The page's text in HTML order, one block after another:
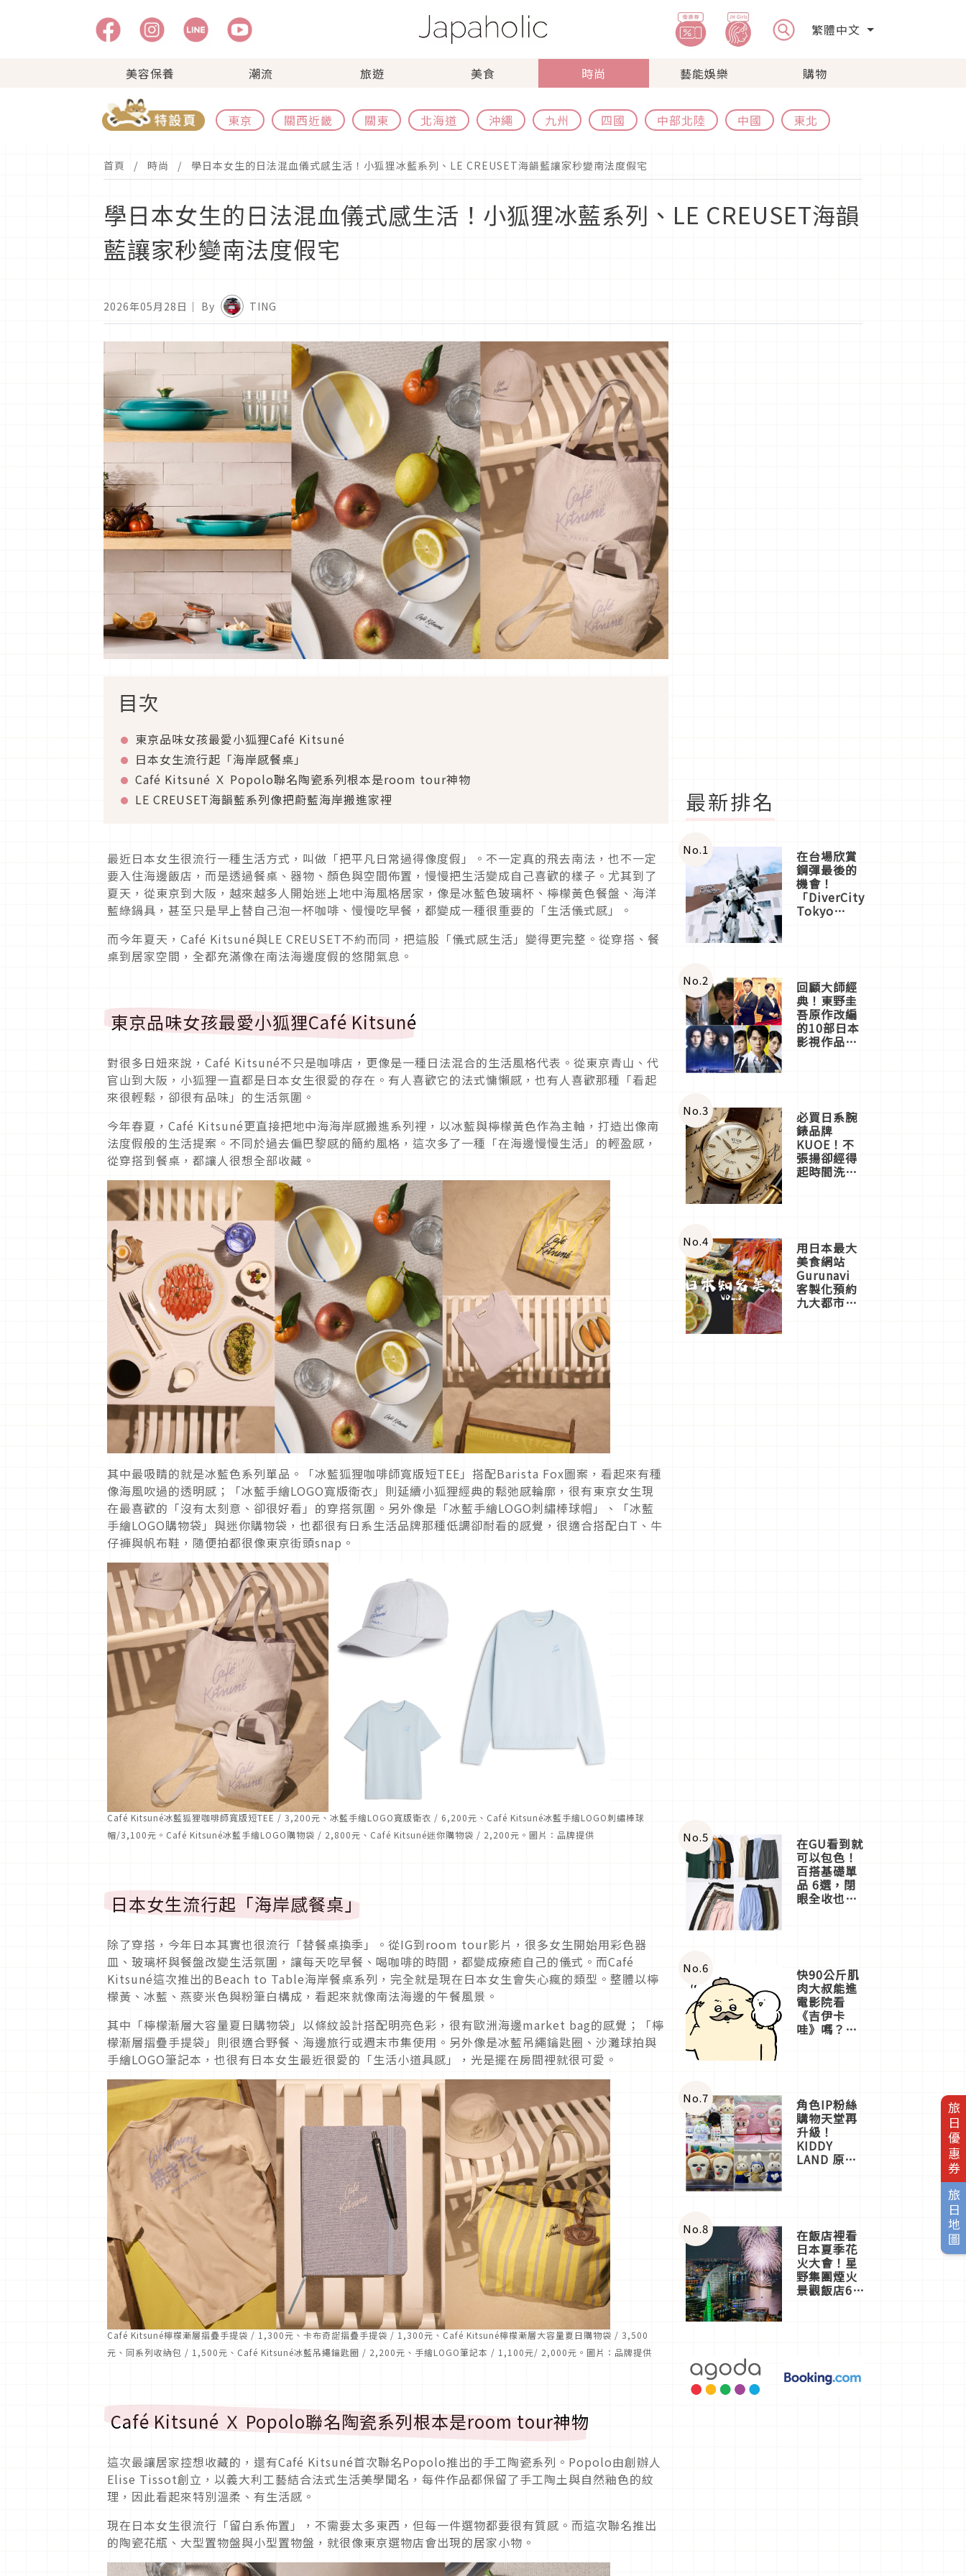
繁體中文
美容保養 潮流 旅遊 美食 時尚 藝能娛樂 購物
東京 關西近畿 關東 北海道 沖繩 九州 四國 中部北陸 中國 東北
旅日優惠券
旅日地圖
首頁 時尚 學日本女生的日法混血儀式感生活！小狐狸冰藍系列、LE CREUSET海韻藍讓家秒變南法度假宅
學日本女生的日法混血儀式感生活！小狐狸冰藍系列、LE CREUSET海韻
藍讓家秒變南法度假宅
2026年05月28日 ｜ By TING
目次
東京品味女孩最愛小狐狸Café Kitsuné
日本女生流行起「海岸感餐桌」
Café Kitsuné Ｘ Popolo聯名陶瓷系列根本是room tour神物
LE CREUSET海韻藍系列像把蔚藍海岸搬進家裡
最近日本女生很流行一種生活方式，叫做「把平凡日常過得像度假」。不一定真的飛去南法，也不一定
要入住海邊飯店，而是透過餐桌、器物、顏色與空間佈置，慢慢把生活變成自己喜歡的樣子。尤其到了
夏天，從東京到大阪，越來越多人開始迷上地中海風格居家，像是冰藍色玻璃杯、檸檬黃色餐盤、海洋
藍綠鍋具，甚至只是早上替自己泡一杯咖啡、慢慢吃早餐，都變成一種很重要的「生活儀式感」。
而今年夏天，Café Kitsuné與LE CREUSET不約而同，把這股「儀式感生活」變得更完整。從穿搭、餐
桌到居家空間，全都充滿像在南法海邊度假的悠閒氣息。
東京品味女孩最愛小狐狸Café Kitsuné
對很多日妞來說，Café Kitsuné不只是咖啡店，更像是一種日法混合的生活風格代表。從東京青山、代
官山到大阪，小狐狸一直都是日本女生很愛的存在。有人喜歡它的法式慵懶感，也有人喜歡那種「看起
來很輕鬆，卻很有品味」的生活氛圍。
今年春夏，Café Kitsuné更直接把地中海海岸感搬進系列裡，以冰藍與檸檬黃色作為主軸，打造出像南
法度假般的生活提案。不同於過去偏巴黎感的簡約風格，這次多了一種「在海邊慢慢生活」的輕盈感，
從穿搭到餐桌，都讓人很想全部收藏。
其中最吸睛的就是冰藍色系列單品。「冰藍狐狸咖啡師寬版短TEE」搭配Barista Fox圖案，看起來有種
像海風吹過的透明感；「冰藍手繪LOGO寬版衛衣」則延續小狐狸經典的鬆弛感輪廓，很有東京女生現
在最喜歡的「沒有太刻意、卻很好看」的穿搭氛圍。另外像是「冰藍手繪LOGO刺繡棒球帽」、「冰藍
手繪LOGO購物袋」與迷你購物袋，也都很有日系生活品牌那種低調卻耐看的感覺，很適合搭配白T、牛
仔褲與帆布鞋，隨便拍都很像東京街頭snap。
Café Kitsuné冰藍狐狸咖啡師寬版短TEE / 3,200元、冰藍手繪LOGO寬版衛衣 / 6,200元、Café Kitsuné冰藍手繪LOGO刺繡棒球
帽/3,100元。Café Kitsuné冰藍手繪LOGO購物袋 / 2,800元、Café Kitsuné迷你購物袋 / 2,200元。圖片：品牌提供
日本女生流行起「海岸感餐桌」
除了穿搭，今年日本其實也很流行「替餐桌換季」。從IG到room tour影片，很多女生開始用彩色器
皿、玻璃杯與餐盤改變生活氛圍，讓每天吃早餐、喝咖啡的時間，都變成療癒自己的儀式。而Café
Kitsuné這次推出的Beach to Table海岸餐桌系列，完全就是現在日本女生會失心瘋的類型。整體以檸
檬黃、冰藍、燕麥米色與粉筆白構成，看起來就像南法海邊的午餐風景。
其中「檸檬漸層大容量夏日購物袋」以條紋設計搭配明亮色彩，很有歐洲海邊market bag的感覺；「檸
檬漸層摺疊手提袋」則很適合野餐、海邊旅行或週末市集使用。另外像是冰藍吊繩鑰匙圈、沙灘球拍與
手繪LOGO筆記本，也很有日本女生最近很愛的「生活小道具感」，光是擺在房間裡就很可愛。
Café Kitsuné檸檬漸層摺疊手提袋 / 1,300元、卡布奇諾摺疊手提袋 / 1,300元、Café Kitsuné檸檬漸層大容量夏日購物袋 / 3,500
元、同系列收納包 / 1,500元、Café Kitsuné冰藍吊繩鑰匙圈 / 2,200元、手繪LOGO筆記本 / 1,100元/ 2,000元。圖片：品牌提供
Café Kitsuné Ｘ Popolo聯名陶瓷系列根本是room tour神物
這次最讓居家控想收藏的，還有Café Kitsuné首次聯名Popolo推出的手工陶瓷系列。Popolo由創辦人
Elise Tissot創立，以義大利工藝結合法式生活美學聞名，每件作品都保留了手工陶土與自然釉色的紋
理，因此看起來特別溫柔、有生活感。
現在日本女生很流行「留白系佈置」，不需要太多東西，但每一件選物都要很有質感。而這次聯名推出
的陶瓷花瓶、大型置物盤與小型置物盤，就很像東京選物店會出現的居家小物。
最新排名
No.1 在台場欣賞
鋼彈最後的
機會！
「DiverCity
Tokyo
體驗
No.2 回顧大師經
典！東野圭
吾原作改編
的10部日本
影視作品推
No.3 必買日系腕
錶品牌
KUOE！不
張揚卻經得
起時間洗鍊
No.4 用日本最大
美食網站
Gurunavi
客製化預約
九大都市餐
No.5 在GU看到就
可以包色！
百搭基礎單
品 6選，閉
眼全收也不
No.6 快90公斤肌
肉大叔能進
電影院看
《吉伊卡
哇》嗎？日
一同給出了
答案
No.7 角色IP粉絲
購物天堂再
升級！
KIDDY
LAND 原宿
店3分即達
No.8 在飯店裡看
日本夏季花
火大會！星
野集團煙火
景觀飯店6